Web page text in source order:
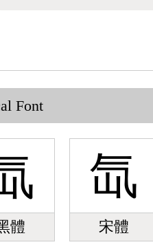
Font
體
氙
宋體